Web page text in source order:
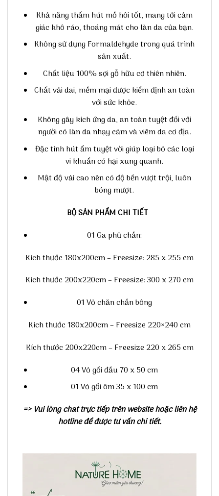
Khả năng thấm hút mồ hôi tốt, mang tới cảm
giác khô ráo, thoáng mát cho làn da của bạn.
Không sử dụng Formaldehyde trong quá trình
sản xuất.
Chất liệu 100% sợi gỗ hữu cơ thiên nhiên.
Chất vải dai, mềm mại được kiểm định an toàn
với sức khỏe.
Không gây kích ứng da, an toàn tuyệt đối với
người có làn da nhạy cảm và viêm da cơ địa.
Đặc tính hút ẩm tuyệt vời giúp loại bỏ các loại
vi khuẩn có hại xung quanh.
Mật độ vải cao nên có độ bền vượt trội, luôn
bóng mượt.
BỘ SẢN PHẨM CHI TIẾT
01 Ga phủ chần:
Kích thước 180x200cm – Freesize: 285 x 255 cm
Kích thước 200x220cm – Freesize: 300 x 270 cm
01 Vỏ chăn chần bông
Kích thước 180x200cm – Freesize 220×240 cm
Kích thước 200x220cm – Freesize 220 x 265 cm
04 Vỏ gối đầu 70 x 50 cm
01 Vỏ gối ôm 35 x 100 cm
=> Vui lòng chat trực tiếp trên website hoặc liên hệ
hotline để được tư vấn chi tiết.